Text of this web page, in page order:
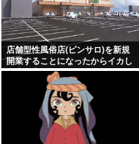
店舗型性風俗店(ピンサロ)を新規
開業することになったからイカし
た店名考えてくれ